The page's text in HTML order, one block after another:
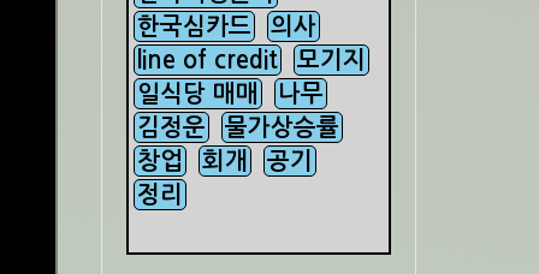
한국심카드
의사
line of credit
모기지
일식당 매매
나무
김정운
물가상승률
창업
회개
공기
정리